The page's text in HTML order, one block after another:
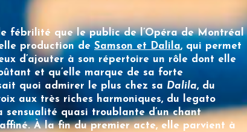
fébrilité que le public de l’Opéra de Montréal
production de Samson et Dalila, qui permet
d’ajouter à son répertoire un rôle dont elle
et qu’elle marque de sa forte
quoi admirer le plus chez sa Dalila, du
aux très riches harmoniques, du legato
sensualité quasi troublante d’un chant
À la fin du premier acte, elle parvient à